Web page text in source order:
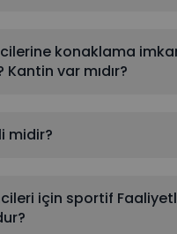
konaklama
var mıdır?
midir?
için sportif